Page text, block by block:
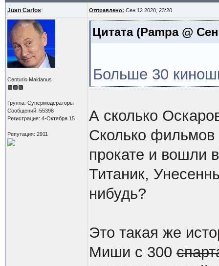
Juan Carlos Отправлено: Сен 12 2020, 23:20
Centurio Maidanus
Группа: Супермодераторы
Сообщений: 55398
Регистрация: 4-Октября 15
Репутация: 2911
Цитата(Pampa @
Больше 30
А сколько
Сколько
прокате и вошли
Титаник,
нибудь?
Это такая же
Миши с 300